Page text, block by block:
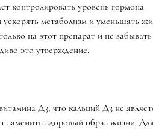
контролировать уровень гормона
ускорять метаболизм и уменьшать
на этот препарат и не
это утверждение.
Д3, что кальций Д3 не
заменить здоровый образ жизни. Для